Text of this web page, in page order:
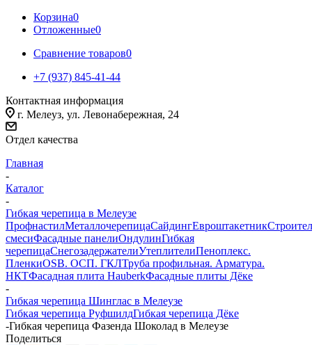
Корзина0
Отложенные0
Сравнение товаров0
+7 (937) 845-41-44
Контактная информация
г. Мелеуз, ул. Левонабережная, 24
Отдел качества
Главная
-
Каталог
-
Гибкая черепица в Мелеузе
ПрофнастилМеталлочерепицаСайдингЕвроштакетник
смесиФасадные панелиОндулинГибкая
черепицаСнегозадержателиУтеплителиПеноплекс.
ПленкиOSB. ОСП. ГКЛТруба профильная. Арматура.
НКТФасадная плита HauberkФасадные плиты Дёке
-
Гибкая черепица Шинглас в Мелеузе
Гибкая черепица РуфшилдГибкая черепица Дёке
-Гибкая черепица Фазенда Шоколад в Мелеузе
Поделиться